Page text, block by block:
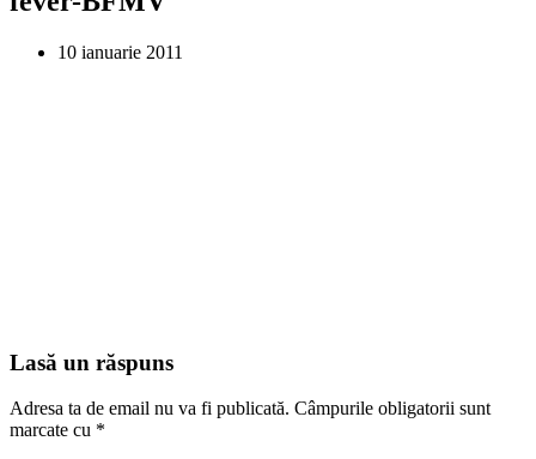
10 ianuarie 2011
Lasă un răspuns
Adresa ta de email nu va fi publicată. Câmpurile obligatorii sunt
marcate cu *